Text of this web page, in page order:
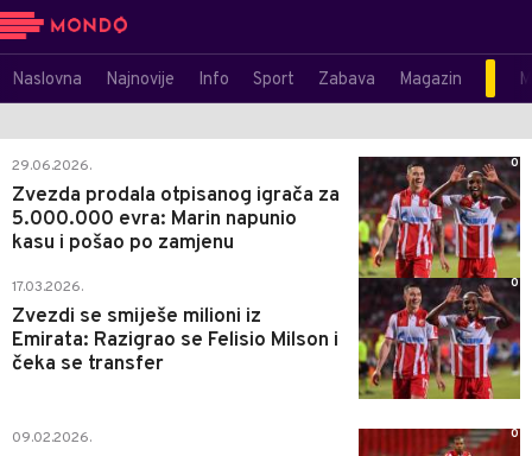
Naslovna Najnovije Info Sport Zabava Magazin
29.06.2026.
Zvezda prodala otpisanog igrača za
5.000.000 evra: Marin napunio
kasu i pošao po zamjenu
0
17.03.2026.
Zvezdi se smiješe milioni iz
Emirata: Razigrao se Felisio Milson i
čeka se transfer
0
09.02.2026. 0